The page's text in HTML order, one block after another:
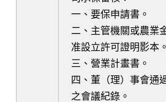
一、要保申請書。
二、主管機關或農業
准設立許可證明影本。
三、營業計畫書。
四、董（理）事會通
之會議紀錄。